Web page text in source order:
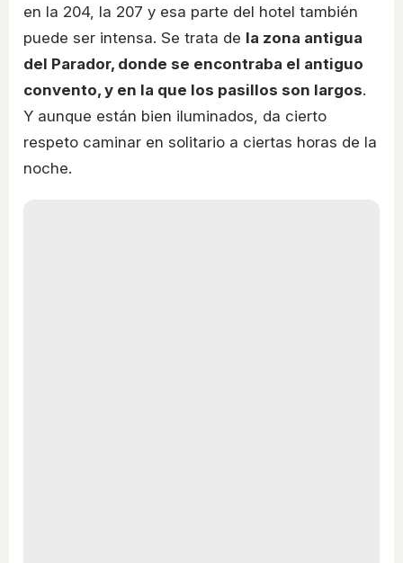
en la 204, la 207 y esa parte del hotel también
puede ser intensa. Se trata de la zona antigua
del Parador, donde se encontraba el antiguo
convento, y en la que los pasillos son largos.
Y aunque están bien iluminados, da cierto
respeto caminar en solitario a ciertas horas de la
noche.